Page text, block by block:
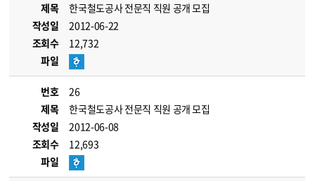
제목
한국철도공사 전문직 직원 공개 모집
작성일
2012-06-22
조회수
12,732
파일
번호
26
제목
한국철도공사 전문직 직원 공개 모집
작성일
2012-06-08
조회수
12,693
파일